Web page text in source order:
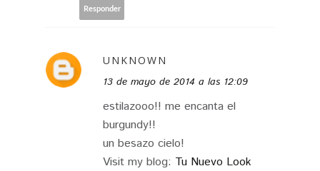
Responder
UNKNOWN
13 de mayo de 2014 a las 12:09
estilazooo!! me encanta el
burgundy!!
un besazo cielo!
Visit my blog: Tu Nuevo Look